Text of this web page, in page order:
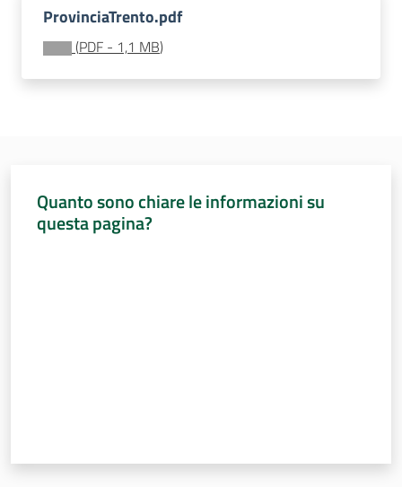
legislativa
Argomenti
ProvinciaTrento.pdf
(PDF - 1,1 MB)
Quanto sono chiare le informazioni su
questa pagina?